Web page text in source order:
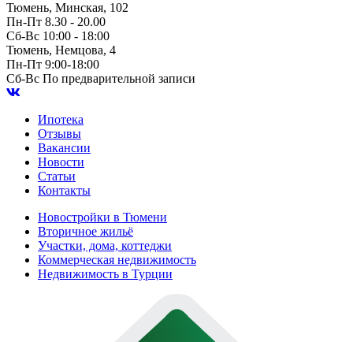
Тюмень, Минская, 102
Пн-Пт 8.30 - 20.00
Сб-Вс 10:00 - 18:00
Тюмень, Немцова, 4
Пн-Пт 9:00-18:00
Сб-Вс По предварительной записи
Ипотека
Отзывы
Вакансии
Новости
Статьи
Контакты
Новостройки в Тюмени
Вторичное жильё
Участки, дома, коттеджи
Коммерческая недвижимость
Недвижимость в Турции